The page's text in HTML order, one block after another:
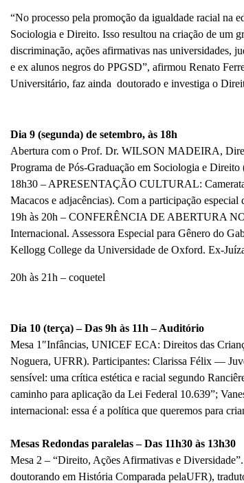
“No processo pela promoção da igualdade racial na
Sociologia e Direito. Isso resultou na criação de um
discriminação, ações afirmativas nas universidades,
e ex alunos negros do PPGSD”, afirmou Renato
Universitário, faz ainda doutorado e investiga o
Dia 9 (segunda) de setembro, às 18h
Abertura com o Prof. Dr. WILSON MADEIRA,
Programa de Pós-Graduação em Sociologia e
18h30 – APRESENTAÇÃO CULTURAL:
Macacos e adjacências). Com a participação especial
19h às 20h – CONFERÊNCIA DE ABERTURA
Internacional. Assessora Especial para Gênero do
Kellogg College da Universidade de Oxford. Ex-
20h às 21h – coquetel
Dia 10 (terça)–Das 9h às 11h – Auditório
Mesa 1″Infâncias, UNICEF ECA: Direitos das
Noguera, UFRR). Participantes: Clarissa Félix —
sensível: uma crítica estética e racial segundo
caminho para aplicação da Lei Federal 10.639”;
internacional: essa é a política que queremos para
Mesas Redondas paralelas – Das 11h30 às 13h30
Mesa 2 – “Direito, Ações Afirmativas e
doutorando em História Comparada pelaUFR),